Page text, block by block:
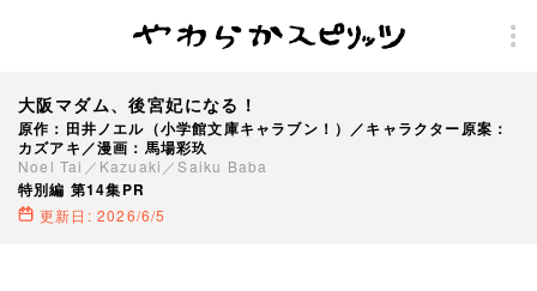
大阪マダム、後宮妃になる！
原作：田井ノエル（小学館文庫キャラブン！）／キャラクター原案：
カズアキ／漫画：馬場彩玖
Noel Tai／Kazuaki／Saiku Baba
特別編 第14集PR
更新日: 2026/6/5